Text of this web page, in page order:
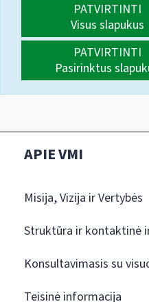
PATVIRTINTI
Visus slapukus
PATVIRTINTI
Pasirinktus
APIE VMI
Misija, Vizija ir Vertybės
Struktūra ir kontaktinė
Konsultavimasis su
Teisinė informacija